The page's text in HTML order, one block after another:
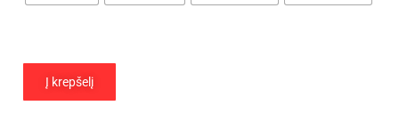
Į krepšelį